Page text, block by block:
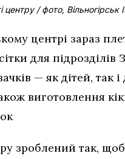
центру / фото, Вільногірськ
центрі зараз
для підрозділів
— як дітей, так
виготовлення
зроблений так,